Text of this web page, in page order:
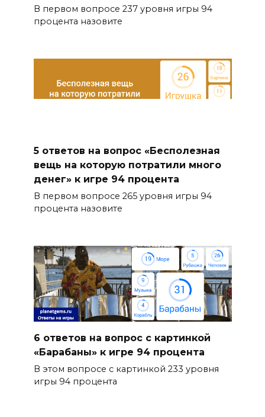
В первом вопросе 237 уровня игры 94
процента назовите
5 ответов на вопрос «Бесполезная
вещь на которую потратили много
денег» к игре 94 процента
В первом вопросе 265 уровня игры 94
процента назовите
6 ответов на вопрос с картинкой
«Барабаны» к игре 94 процента
В этом вопросе с картинкой 233 уровня
игры 94 процента